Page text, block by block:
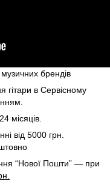
музичних брендів
гітари в Сервісному
місяців.
від 5000 грн.
“Нової Пошти” — при